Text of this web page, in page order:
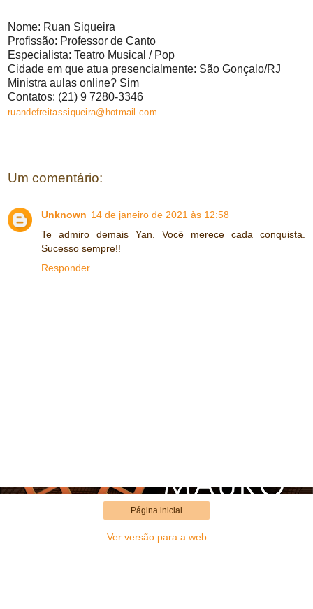
Nome: Ruan Siqueira
Profissão: Professor de Canto
Especialista: Teatro Musical / Pop
Cidade em que atua presencialmente: São Gonçalo/RJ
Ministra aulas online? Sim
Contatos: (21) 9 7280-3346
ruandefreitassiqueira@hotmail.com
Um comentário:
Unknown 14 de janeiro de 2021 às 12:58
Te admiro demais Yan. Você merece cada conquista.
Sucesso sempre!!
Responder
Página inicial
Ver versão para a web